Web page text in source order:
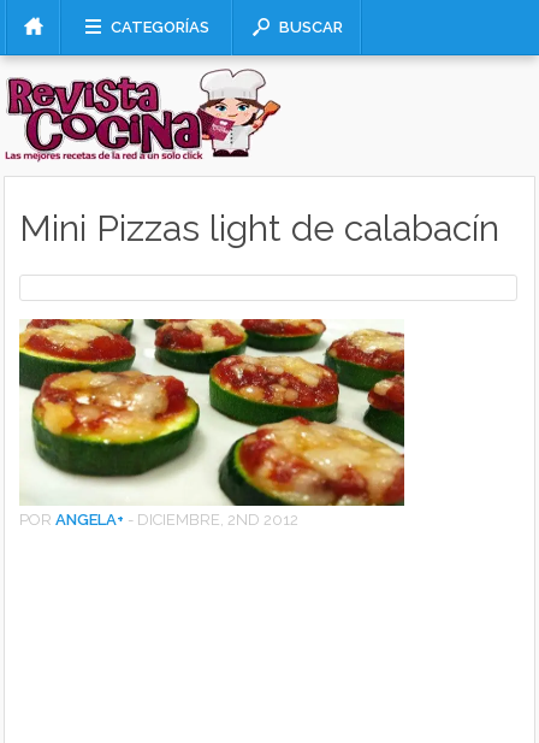
CATEGORÍAS BUSCAR
Mini Pizzas light de calabacín
PORANGELA+ - DICIEMBRE, 2ND 2012